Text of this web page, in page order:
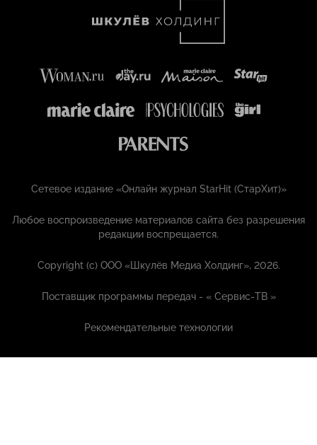
Сетевое издание «Онлайн журнал StarHit (СтарХит)»
Любое воспроизведение материалов сайта без разрешения
редакции воспрещается.
Copyright (с) ООО «Шкулёв Медиа Холдинг», 2026.
Поставщик программы передач - «Сервис-ТВ »
Рекомендательные технологии